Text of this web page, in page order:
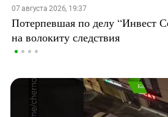
07 августа 2026, 19:37
Потерпевшая по делу “Инвест
на волокиту следствия